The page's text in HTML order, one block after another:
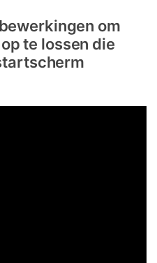
om
te lossen die